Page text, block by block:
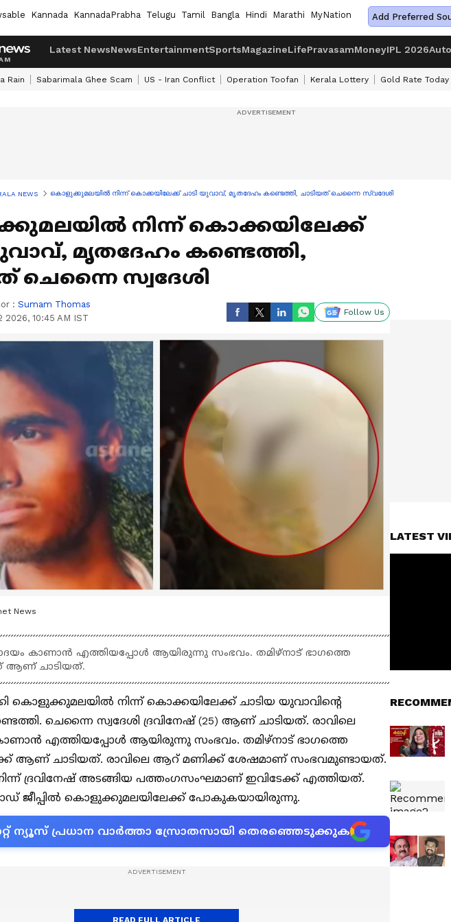
Kannada KannadaPrabha Telugu Tamil Bangla Hindi Marathi MyNation Add Preferred
Latest NewsNewsEntertainmentSportsMagazineLifePravasamMoneyIPL 2026
Rain Sabarimala Ghee Scam US - Iran Conflict Operation Toofan Kerala Lottery Gold Rate Today
NEWS കൊളുക്കുമലയിൽ നിന്ന് കൊക്കയിലേക്ക് ചാടി യുവാവ്, മൃതദേഹം കണ്ടെത്തി, ചാടിയത് ചെന്നൈ സ്വദേശി
നിന്ന് കൊക്കയിലേക്ക്
മൃതദേഹം കണ്ടെത്തി,
ചെന്നൈ സ്വദേശി
: Sumam Thomas
2026, 10:45 AM IST
Follow Us
News
കാണാൻ എത്തിയപ്പോൾ ആയിരുന്നു സംഭവം. തമിഴ്നാട് ഭാഗത്തെ
ആണ് ചാടിയത്.
കൊളുക്കുമലയിൽ നിന്ന് കൊക്കയിലേക്ക് ചാടിയ യുവാവിന്റെ
ചെന്നൈ സ്വദേശി ദ്രവിനേഷ് (25) ആണ് ചാടിയത്. രാവിലെ
എത്തിയപ്പോൾ ആയിരുന്നു സംഭവം. തമിഴ്നാട് ഭാഗത്തെ
ആണ് ചാടിയത്. രാവിലെ ആറ് മണിക്ക് ശേഷമാണ് സംഭവമുണ്ടായത്.
ദ്രവിനേഷ് അടങ്ങിയ പത്തംഗസംഘമാണ് ഇവിടേക്ക് എത്തിയത്.
ജീപ്പിൽ കൊളുക്കുമലയിലേക്ക് പോകുകയായിരുന്നു.
ന്യൂസ് പ്രധാന വാർത്താ സ്രോതസായി തെരഞ്ഞെടുക്കുക
READ FULL ARTICLE
LATEST